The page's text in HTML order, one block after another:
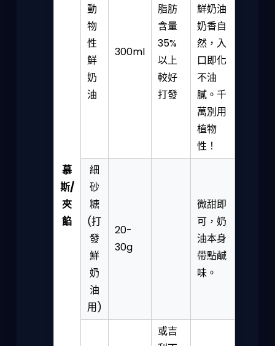
慕
斯/
夾
餡
動
物
性
鮮
奶
油
300ml
脂肪
含量
35%
以上
較好
打發
鮮奶油
奶香自
然，入
口即化
不油
膩。千
萬別用
植物
性！
細
砂
糖
(打
發
鮮
奶
油
用)
20-
30g
微甜即
可，奶
油本身
帶點鹹
味。
或吉